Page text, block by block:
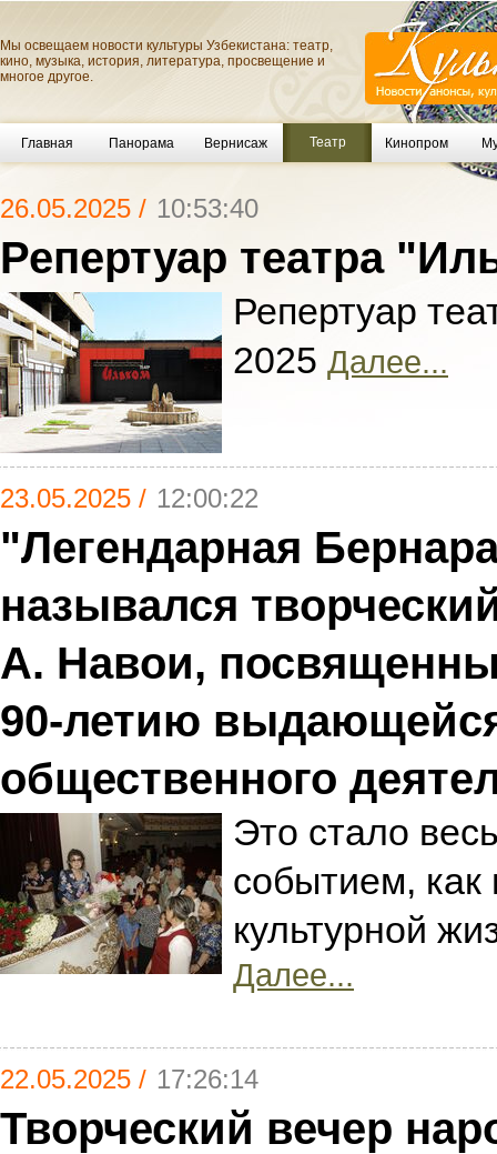
Мы освещаем новости культуры Узбекистана: театр,
кино, музыка, история, литература, просвещение и
многое другое.
Главная Панорама Вернисаж Театр Кинопром
26.05.2025 / 10:53:40
Репертуар театра
Репертуар
2025 Далее...
23.05.2025 / 12:00:22
"Легендарная
назывался
А. Навои,
90-летию
общественного
Это стало
событием, как
культурной
Далее...
22.05.2025 / 17:26:14
Творческий вечер